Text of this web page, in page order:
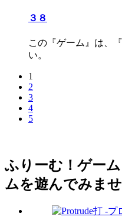
３８
この『ゲーム』は、
い。
1
2
3
4
5
ふりーむ！ゲー
ムを遊んでみま